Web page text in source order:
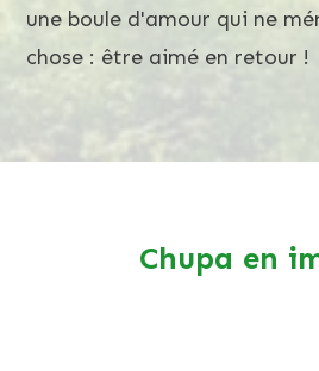
une boule d'amour qui ne
chose : être aimé en retour !
Chupa en